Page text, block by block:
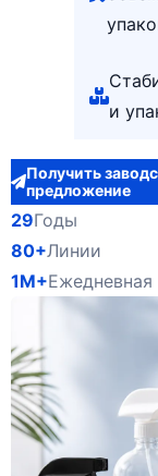
и
Получить
предложение
29Годы
80+Линии
1M+Ежедневная